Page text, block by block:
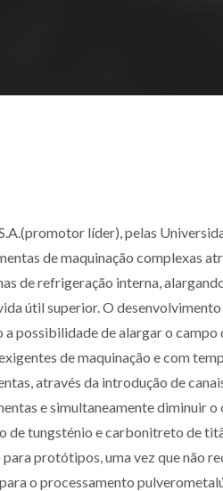
líder), pelas
de maquinação complexas
de refrigeração interna,
útil superior. O
possibilidade de alargar o campo
de maquinação e com
através da introdução de
e simultaneamente diminuir o
de tungsténio e carbonitreto de
protótipos, uma vez que não
o processamento